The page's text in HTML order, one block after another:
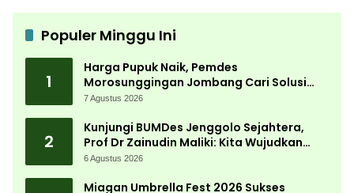
Populer Minggu Ini
1
Harga Pupuk Naik, Pemdes
Morosunggingan Jombang Cari Solusi
Lewat Kajian Akademik
7 Agustus 2026
2
Kunjungi BUMDes Jenggolo Sejahtera,
Prof Dr Zainudin Maliki: Kita Wujudkan
Kemandirian Ekonomi dengan Potensi
6 Agustus 2026
Miagan Umbrella Fest 2026 Sukses